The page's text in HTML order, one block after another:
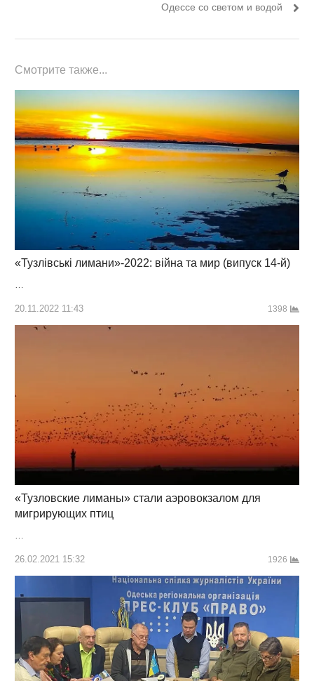
Одессе со светом и водой
Смотрите также...
«Тузлівські лимани»-2022: війна та мир (випуск 14-й)
…
20.11.2022 11:43 1398
«Тузловские лиманы» стали аэровокзалом для
мигрирующих птиц
…
26.02.2021 15:32 1926